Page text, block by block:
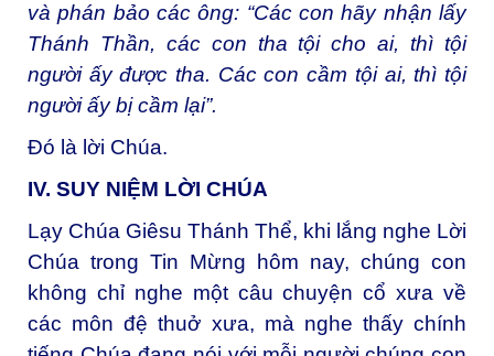
và phán bảo các ông: “Các con hãy nhận lấy
Thánh Thần, các con tha tội cho ai, thì tội
người ấy được tha. Các con cầm tội ai, thì tội
người ấy bị cầm lại”.
Ðó là lời Chúa.
IV. SUY NIỆM LỜI CHÚA
Lạy Chúa Giêsu Thánh Thể, khi lắng nghe Lời
Chúa trong Tin Mừng hôm nay, chúng con
không chỉ nghe một câu chuyện cổ xưa về
các môn đệ thuở xưa, mà nghe thấy chính